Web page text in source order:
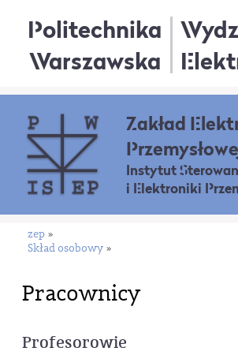
Politechnika
Warszawska
Zakład
Instytut
i Elektroniki
zep »
Skład osobowy »
Pracownicy
Profesorowie